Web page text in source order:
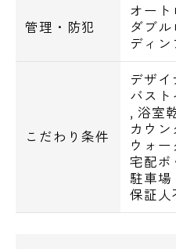
●コンビニ
セブンイレブン江東
ファミリーマートリ
スリーエフ日本橋中
●ドラッグストア
ドラッグイレブンT－
トモズトルナーレ浜町
管理・防犯
オート
ダブ
ディン
こだわり条件
デザイ
バスト
, 浴室
カウ
ウォ
宅配ボ
駐車場
保証人